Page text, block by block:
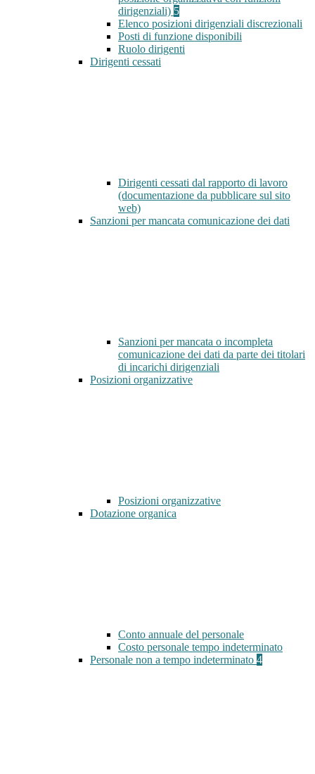
dirigenziali) 5
Elenco posizioni dirigenziali discrezionali
Posti di funzione disponibili
Ruolo dirigenti
Dirigenti cessati
Dirigenti cessati dal rapporto di lavoro
(documentazione da pubblicare sul sito
web)
Sanzioni per mancata comunicazione dei dati
Sanzioni per mancata o incompleta
comunicazione dei dati da parte dei titolari
di incarichi dirigenziali
Posizioni organizzative
Posizioni organizzative
Dotazione organica
Conto annuale del personale
Costo personale tempo indeterminato
Personale non a tempo indeterminato 4